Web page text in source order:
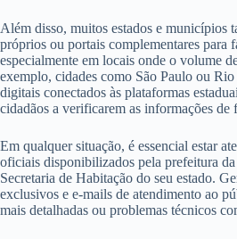
Além disso, muitos estados e municípios
próprios ou portais complementares para
especialmente em locais onde o volume
exemplo, cidades como São Paulo ou Rio
digitais conectados às plataformas
cidadãos a verificarem as informações de
Em qualquer situação, é essencial estar
oficiais disponibilizados pela prefeitura
Secretaria de Habitação do seu estado.
exclusivos e e-mails de atendimento ao
mais detalhadas ou problemas técnicos